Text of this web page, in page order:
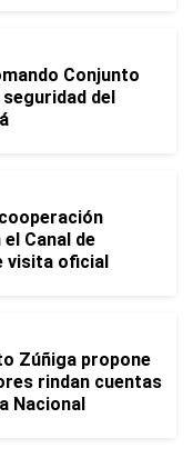
Conjunto
del
Canal de
visita oficial
Zúñiga propone
rindan cuentas
Nacional